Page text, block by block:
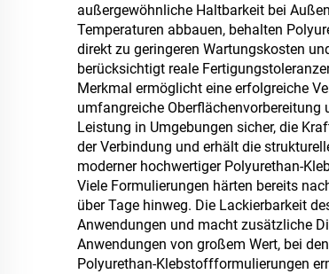
außergewöhnliche Haltbarkeit bei
Temperaturen abbauen, behalten
direkt zu geringeren Wartungskosten
berücksichtigt reale
Merkmal ermöglicht eine erfolgreiche
umfangreiche
Leistung in Umgebungen sicher, die
der Verbindung und erhält die
moderner hochwertiger Polyurethan-
Viele Formulierungen härten bereits
über Tage hinweg. Die Lackierbarkeit
Anwendungen und macht zusätzliche
Anwendungen von großem Wert, bei
Polyurethan-Klebstoffformulierungen